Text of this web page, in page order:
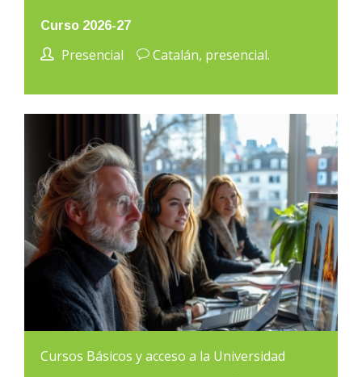
Curso 2026-27
Presencial Catalán, presencial.
Cursos Básicos y acceso a la Universidad